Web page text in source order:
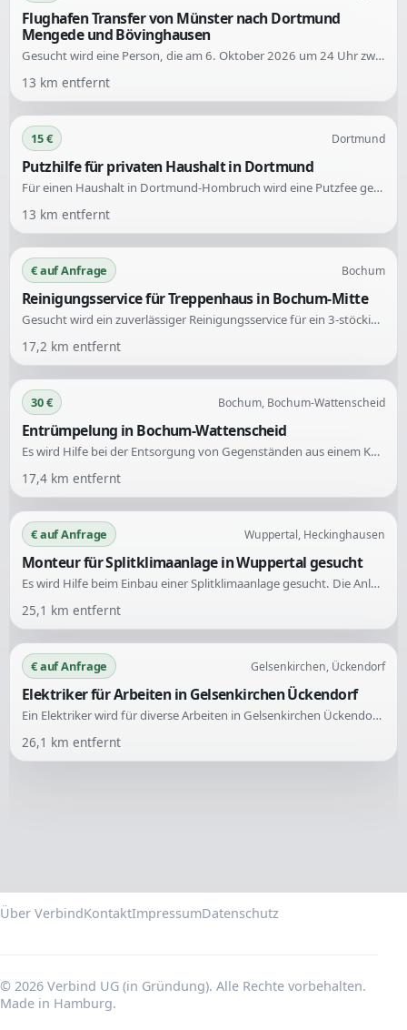
Flughafen Transfer von Münster nach Dortmund
Mengede und Bövinghausen
Gesucht wird eine Person, die am 6. Oktober 2026 um 24 Uhr zwei Personen mit Gepäck vom Flughafen Münster abholen kann. Die Fahrt geht von Münster nach Dortmund Mengede und anschließend nach Dortmund Bövinghausen.
13 km entfernt
15 € Dortmund
Putzhilfe für privaten Haushalt in Dortmund
Für einen Haushalt in Dortmund-Hombruch wird eine Putzfee gesucht. Die Unterstützung wird alle zwei Wochen für 2-3 Stunden benötigt.
13 km entfernt
€ auf Anfrage Bochum
Reinigungsservice für Treppenhaus in Bochum-Mitte
Gesucht wird ein zuverlässiger Reinigungsservice für ein 3-stöckiges Mehrfamilienhaus in Bochum-Mitte. Die Aufgaben umfassen regelmäßige Reinigungen des Treppenhauses sowie Fenster und Kellergang.
17,2 km entfernt
30 € Bochum, Bochum-Wattenscheid
Entrümpelung in Bochum-Wattenscheid
Es wird Hilfe bei der Entsorgung von Gegenständen aus einem Keller gesucht. Unter den Gegenständen befinden sich teilweise schwere Keramikplatten.
17,4 km entfernt
€ auf Anfrage Wuppertal, Heckinghausen
Monteur für Splitklimaanlage in Wuppertal gesucht
Es wird Hilfe beim Einbau einer Splitklimaanlage gesucht. Die Anlage soll aus drei Innengeräten und einem Außengerät bestehen.
25,1 km entfernt
€ auf Anfrage Gelsenkirchen, Ückendorf
Elektriker für Arbeiten in Gelsenkirchen Ückendorf
Ein Elektriker wird für diverse Arbeiten in Gelsenkirchen Ückendorf gesucht. Die Anfrage richtet sich an Fachkräfte im Elektrohandwerk.
26,1 km entfernt
Über VerbindKontaktImpressumDatenschutz
© 2026 Verbind UG (in Gründung). Alle Rechte vorbehalten.
Made in Hamburg.